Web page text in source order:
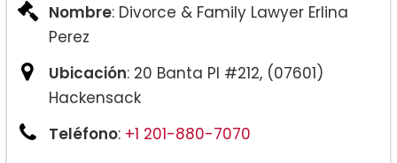
Nombre: Divorce & Family Lawyer Erlina
Perez
Ubicación: 20 Banta Pl #212, (07601)
Hackensack
Teléfono: +1 201-880-7070